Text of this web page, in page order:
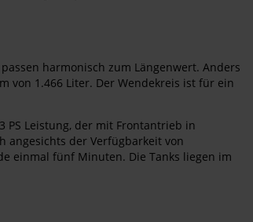
harmonisch zum Längenwert. Anders
von 1.466 Liter. Der Wendekreis ist für ein
Leistung, der mit Frontantrieb in
angesichts der Verfügbarkeit von
einmal fünf Minuten. Die Tanks liegen im